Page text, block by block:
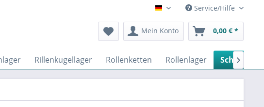
Deutsch Service/Hilfe
Mein Konto 0,00 € *
Rillenkugellager Rollenketten Rollenlager 